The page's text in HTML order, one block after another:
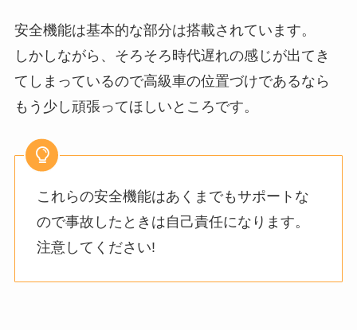
安全機能は基本的な部分は搭載されています。
しかしながら、そろそろ時代遅れの感じが出てき
てしまっているので高級車の位置づけであるなら
もう少し頑張ってほしいところです。
これらの安全機能はあくまでもサポートな
ので事故したときは自己責任になります。
注意してください!